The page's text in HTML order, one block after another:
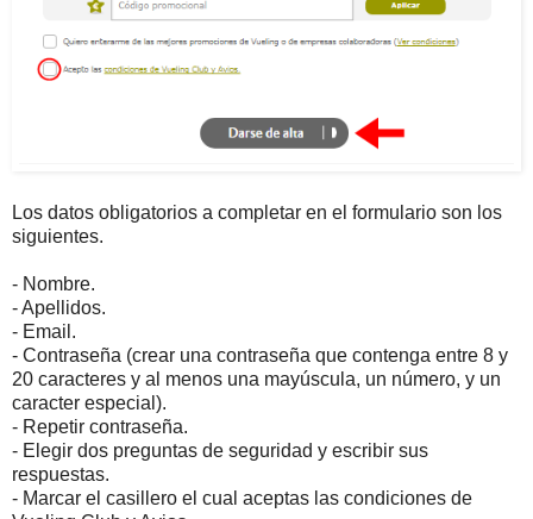
Los datos obligatorios a completar en el formulario son los
siguientes.
- Nombre.
- Apellidos.
- Email.
- Contraseña (crear una contraseña que contenga entre 8 y
20 caracteres y al menos una mayúscula, un número, y un
caracter especial).
- Repetir contraseña.
- Elegir dos preguntas de seguridad y escribir sus
respuestas.
- Marcar el casillero el cual aceptas las condiciones de